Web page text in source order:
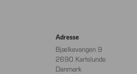
Adresse
Bjælkevangen 9
2690 Karlslunde
Danmark